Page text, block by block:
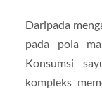
Daripada
pada pola
Konsumsi
kompleks